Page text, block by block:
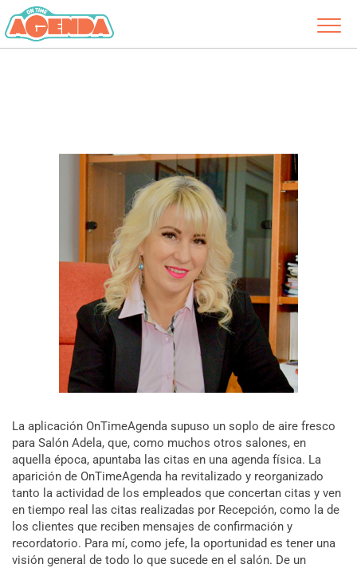
La aplicación OnTimeAgenda supuso un soplo de aire fresco
para Salón Adela, que, como muchos otros salones, en
aquella época, apuntaba las citas en una agenda física. La
aparición de OnTimeAgenda ha revitalizado y reorganizado
tanto la actividad de los empleados que concertan citas y ven
en tiempo real las citas realizadas por Recepción, como la de
los clientes que reciben mensajes de confirmación y
recordatorio. Para mí, como jefe, la oportunidad es tener una
visión general de todo lo que sucede en el salón. De un